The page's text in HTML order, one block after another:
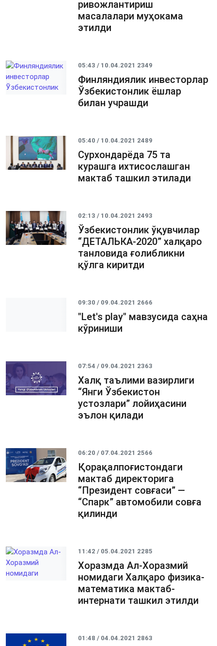
ривожлантириш
масалалари муҳокама
этилди
05:43 / 10.04.2021 2349
Финляндиялик инвесторлар
Ўзбекистонлик ёшлар
билан учрашди
05:40 / 10.04.2021 2489
Сурхондарёда 75 та
курашга ихтисослашган
мактаб ташкил этилади
02:13 / 10.04.2021 2493
Ўзбекистонлик ўқувчилар
“ДЕТАЛЬКА-2020” халқаро
танловида ғолибликни
қўлга киритди
09:30 / 09.04.2021 2666
"Let's play" мавзусида саҳна
кўриниши
07:54 / 09.04.2021 2363
Халқ таълими вазирлиги
“Янги Ўзбекистон
устозлари” лойиҳасини
эълон қилади
06:20 / 07.04.2021 2566
Қорақалпоғистондаги
мактаб директорига
“Президент совғаси” —
“Спарк” автомобили совға
қилинди
11:42 / 05.04.2021 2285
Хоразмда Ал-Хоразмий
номидаги Халқаро физика-
математика мактаб-
интернати ташкил этилди
01:48 / 04.04.2021 2863